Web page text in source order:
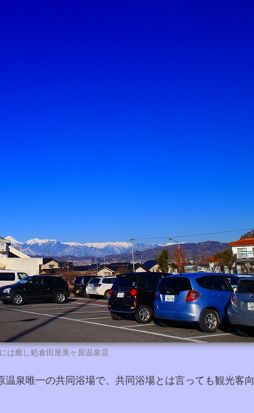
は癒し処倉田屋美ヶ原温泉店
泉唯一の共同浴場で、共同浴場とは言っても観光客向